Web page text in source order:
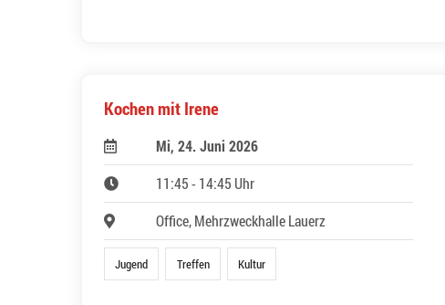
Kochen mit Irene
Mi, 24. Juni 2026
11:45 - 14:45 Uhr
Office, Mehrzweckhalle Lauerz
Jugend Treffen Kultur